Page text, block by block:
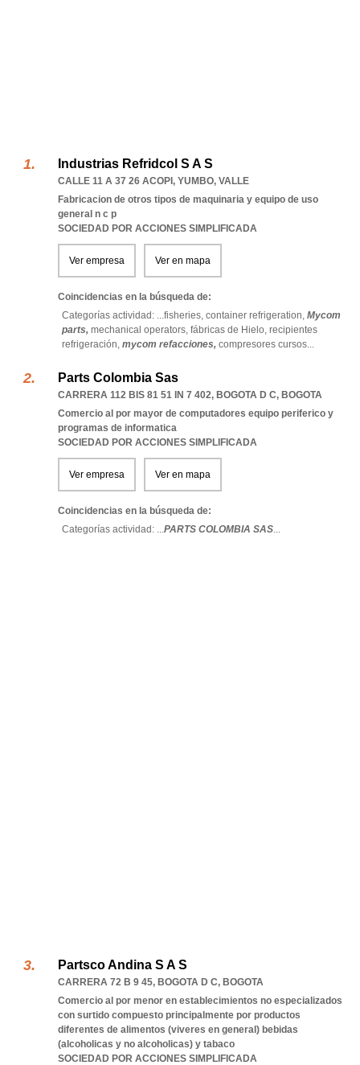
Industrias Refridcol S A S
CALLE 11 A 37 26 ACOPI , YUMBO, VALLE
Fabricacion de otros tipos de maquinaria y equipo de uso
general n c p
SOCIEDAD POR ACCIONES SIMPLIFICADA
Ver empresa Ver en mapa
Coincidencias en la búsqueda de:
Categorías actividad: ...fisheries, container refrigeration, Mycom
parts, mechanical operators, fábricas de Hielo, recipientes
refrigeración, mycom refacciones, compresores cursos...
Parts Colombia Sas
CARRERA 112 BIS 81 51 IN 7 402, BOGOTA D C, BOGOTA
Comercio al por mayor de computadores equipo periferico y
programas de informatica
SOCIEDAD POR ACCIONES SIMPLIFICADA
Ver empresa Ver en mapa
Coincidencias en la búsqueda de:
Categorías actividad: ...PARTS COLOMBIA SAS...
Partsco Andina S A S
CARRERA 72 B 9 45, BOGOTA D C, BOGOTA
Comercio al por menor en establecimientos no especializados
con surtido compuesto principalmente por productos
diferentes de alimentos (viveres en general) bebidas
(alcoholicas y no alcoholicas) y tabaco
SOCIEDAD POR ACCIONES SIMPLIFICADA